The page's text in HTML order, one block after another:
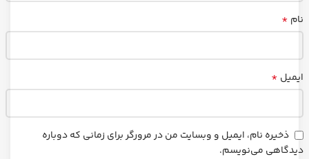
نام *
ایمیل *
ذخیره نام، ایمیل و وبسایت من در مرورگر برای زمانی که دوباره
دیدگاهی می‌نویسم.